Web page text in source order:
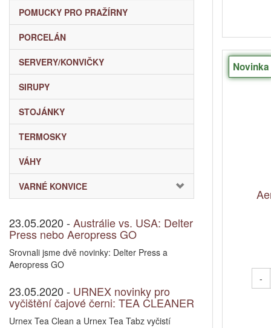
POMUCKY PRO PRAŽÍRNY
PORCELÁN
SERVERY/KONVIČKY
SIRUPY
STOJÁNKY
TERMOSKY
VÁHY
VARNÉ KONVICE
23.05.2020 - Austrálie vs. USA: Delter
Press nebo Aeropress GO
Srovnali jsme dvě novinky: Delter Press a
Aeropress GO
23.05.2020 - URNEX novinky pro
vyčištění čajové černi: TEA CLEANER
Urnex Tea Clean a Urnex Tea Tabz vyčistí
Novinka
-